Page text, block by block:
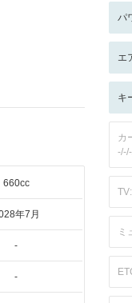
660cc
年7月
-
-
パ
エ
キ
カ
ミ